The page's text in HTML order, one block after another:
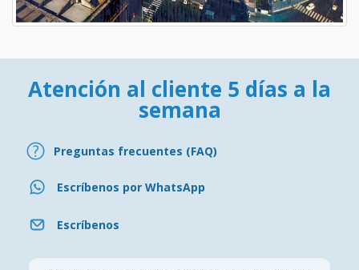
Atención al cliente 5 días a la
semana
Preguntas frecuentes (FAQ)
Escríbenos por WhatsApp
Escríbenos